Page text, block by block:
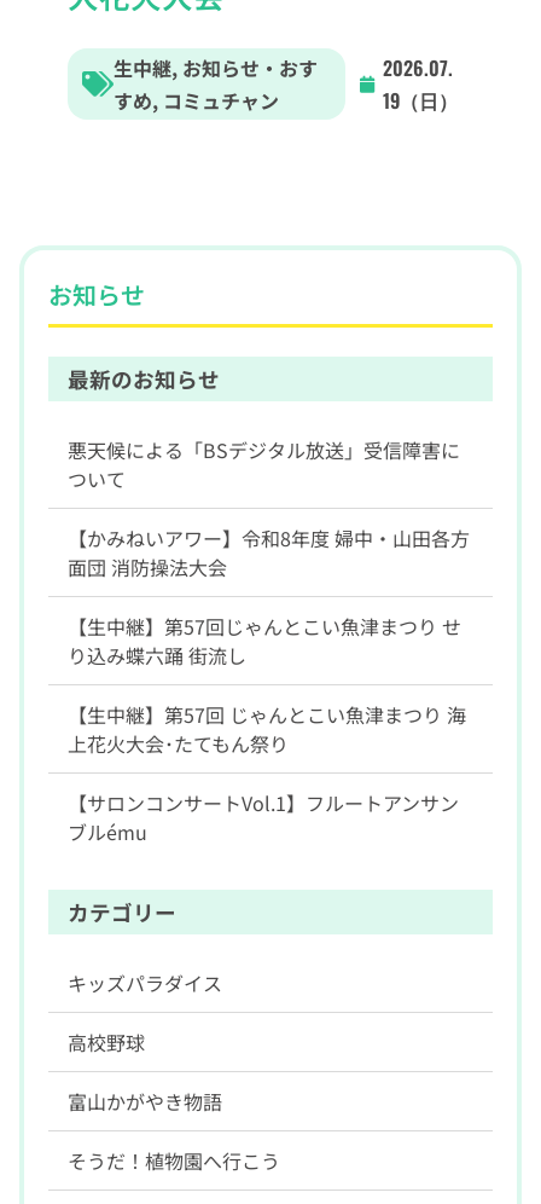
生中継, お知らせ・おす
すめ, コミュチャン
2026.07.
19（日）
お知らせ
最新のお知らせ
悪天候による「BSデジタル放送」受信障害に
ついて
【かみねいアワー】令和8年度 婦中・山田各方
面団 消防操法大会
【生中継】第57回じゃんとこい魚津まつり せ
り込み蝶六踊 街流し
【生中継】第57回 じゃんとこい魚津まつり 海
上花火大会･たてもん祭り
【サロンコンサートVol.1】フルートアンサン
ブルému
カテゴリー
キッズパラダイス
高校野球
富山かがやき物語
そうだ！植物園へ行こう